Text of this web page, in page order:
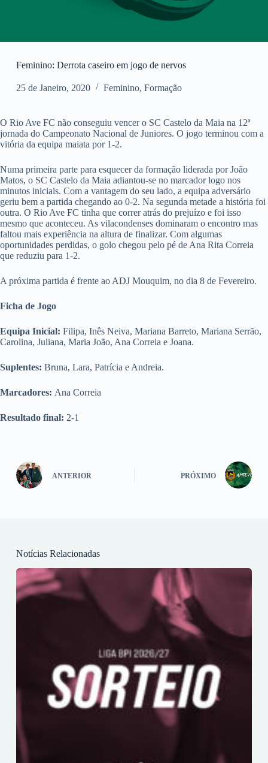
Feminino: Derrota caseiro em jogo de nervos
25 de Janeiro, 2020 Feminino, Formação
O Rio Ave FC não conseguiu vencer o SC Castelo da Maia na 12ª
jornada do Campeonato Nacional de Juniores. O jogo terminou com a
vitória da equipa maiata por 1-2.
Numa primeira parte para esquecer da formação liderada por João
Matos, o SC Castelo da Maia adiantou-se no marcador logo nos
minutos iniciais. Com a vantagem do seu lado, a equipa adversário
geriu bem a partida chegando ao 0-2. Na segunda metade a história foi
outra. O Rio Ave FC tinha que correr atrás do prejuízo e foi isso
mesmo que aconteceu. As vilacondenses dominaram o encontro mas
faltou mais experiência na altura de finalizar. Com algumas
oportunidades perdidas, o golo chegou pelo pé de Ana Rita Correia
que reduziu para 1-2.
A próxima partida é frente ao ADJ Mouquim, no dia 8 de Fevereiro.
Ficha de Jogo
Equipa Inicial: Filipa, Inês Neiva, Mariana Barreto, Mariana Serrão,
Carolina, Juliana, Maria João, Ana Correia e Joana.
Suplentes: Bruna, Lara, Patrícia e Andreia.
Marcadores: Ana Correia
Resultado final: 2-1
ANTERIOR PRÓXIMO
Notícias Relacionadas